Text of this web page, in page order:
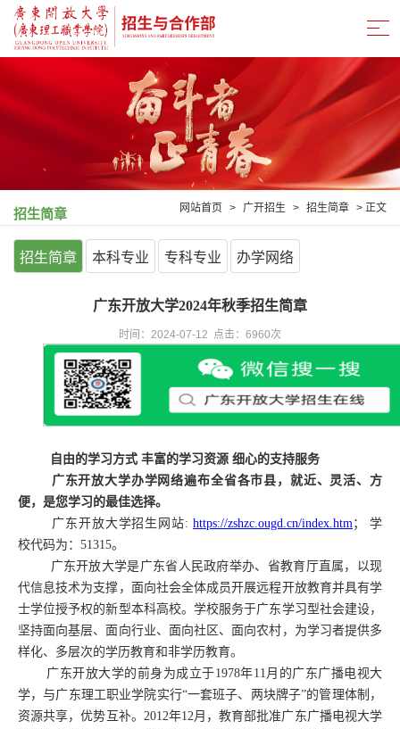
招生简章 网站首页 > 广开招生 > 招生简章 > 正文
招生简章 本科专业 专科专业 办学网络
广东开放大学2024年秋季招生简章
时间：2024-07-12 点击： 6960次
自由的学习方式 丰富的学习资源 细心的支持服务
广东开放大学办学网络遍布全省各市县，就近、灵活、方
便，是您学习的最佳选择。
广东开放大学招生网站:https://zshzc.ougd.cn/index.htm ；
学
校代码为： 51315。
广东开放大学是广东省人民政府举办、省教育厅直属，以现
代信息技术为支撑，面向社会全体成员开展远程开放教育并具有学
士学位授予权的新型本科高校。学校服务于广东学习型社会建设，
坚持面向基层、面向行业、面向社区、面向农村，为学习者提供多
样化、多层次的学历教育和非学历教育。
广东开放大学的前身为成立于1978年11 月的广东广播电视大
学，与广东理工职业学院实行“一套班子、两块牌子”的管理体制，
资源共享，优势互补。 2012年12 月，教育部批准广东广播电视大学